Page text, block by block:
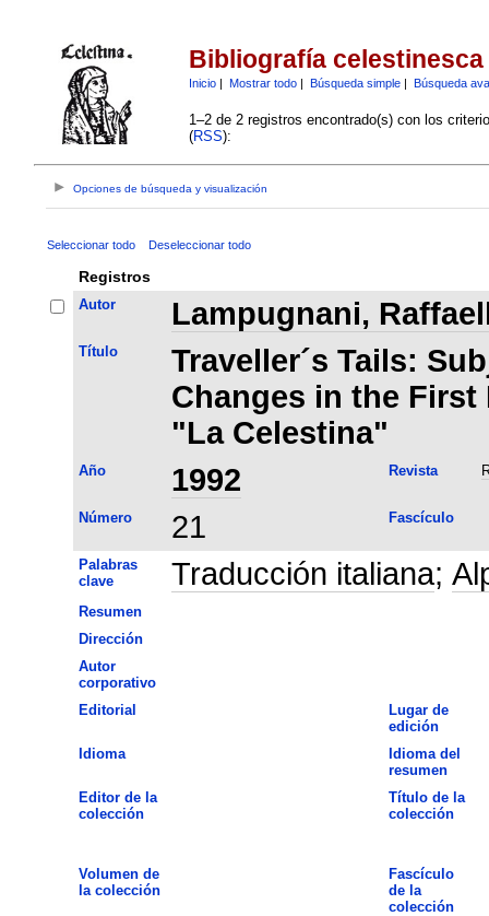
Bibliografía celestinesca
Inicio| Mostrar todo| Búsqueda simple| Búsqueda
1–2 de 2 registros encontrado(s) con los
(RSS):
Opciones de búsqueda y visualización
Seleccionar todo Deseleccionar todo
Registros
Autor Lampugnani,
Título
Traveller´s Tails:
Changes in the
"La Celestina"
Año 1992 Revista
Número 21 Fascículo
Palabras
clave
Traducción italiana;
Resumen
Dirección
Autor
corporativo
Editorial
Lugar de
edición
Idioma
Idioma del
resumen
Editor de la
colección
Título de la
colección
Volumen de
la colección
Fascículo
de la
colección